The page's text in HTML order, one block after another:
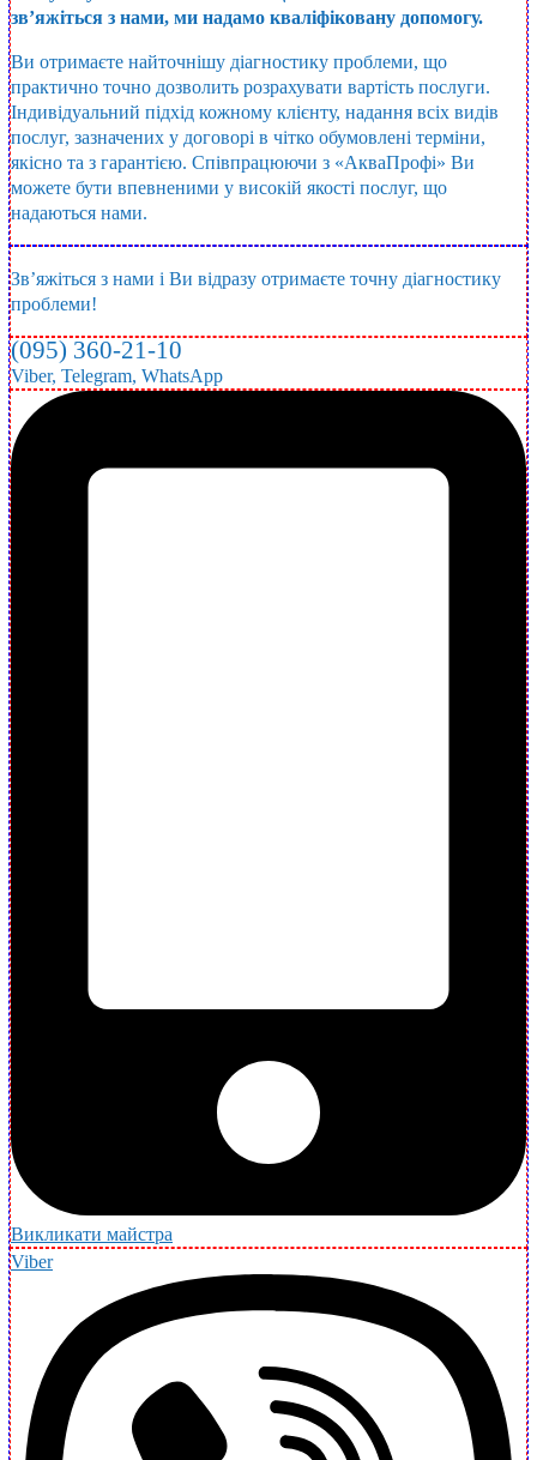
зв’яжіться з нами, ми надамо кваліфіковану допомогу.
Ви отримаєте найточнішу діагностику проблеми, що
практично точно дозволить розрахувати вартість послуги.
Індивідуальний підхід кожному клієнту, надання всіх видів
послуг, зазначених у договорі в чітко обумовлені терміни,
якісно та з гарантією. Співпрацюючи з «АкваПрофі» Ви
можете бути впевненими у високій якості послуг, що
надаються нами.
Зв’яжіться з нами і Ви відразу отримаєте точну діагностику
проблеми!
(095) 360-21-10
Viber, Telegram, WhatsApp
Викликати майстра
Viber